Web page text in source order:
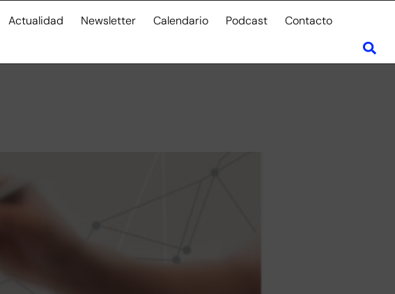
Actualidad Newsletter Calendario Podcast Contacto